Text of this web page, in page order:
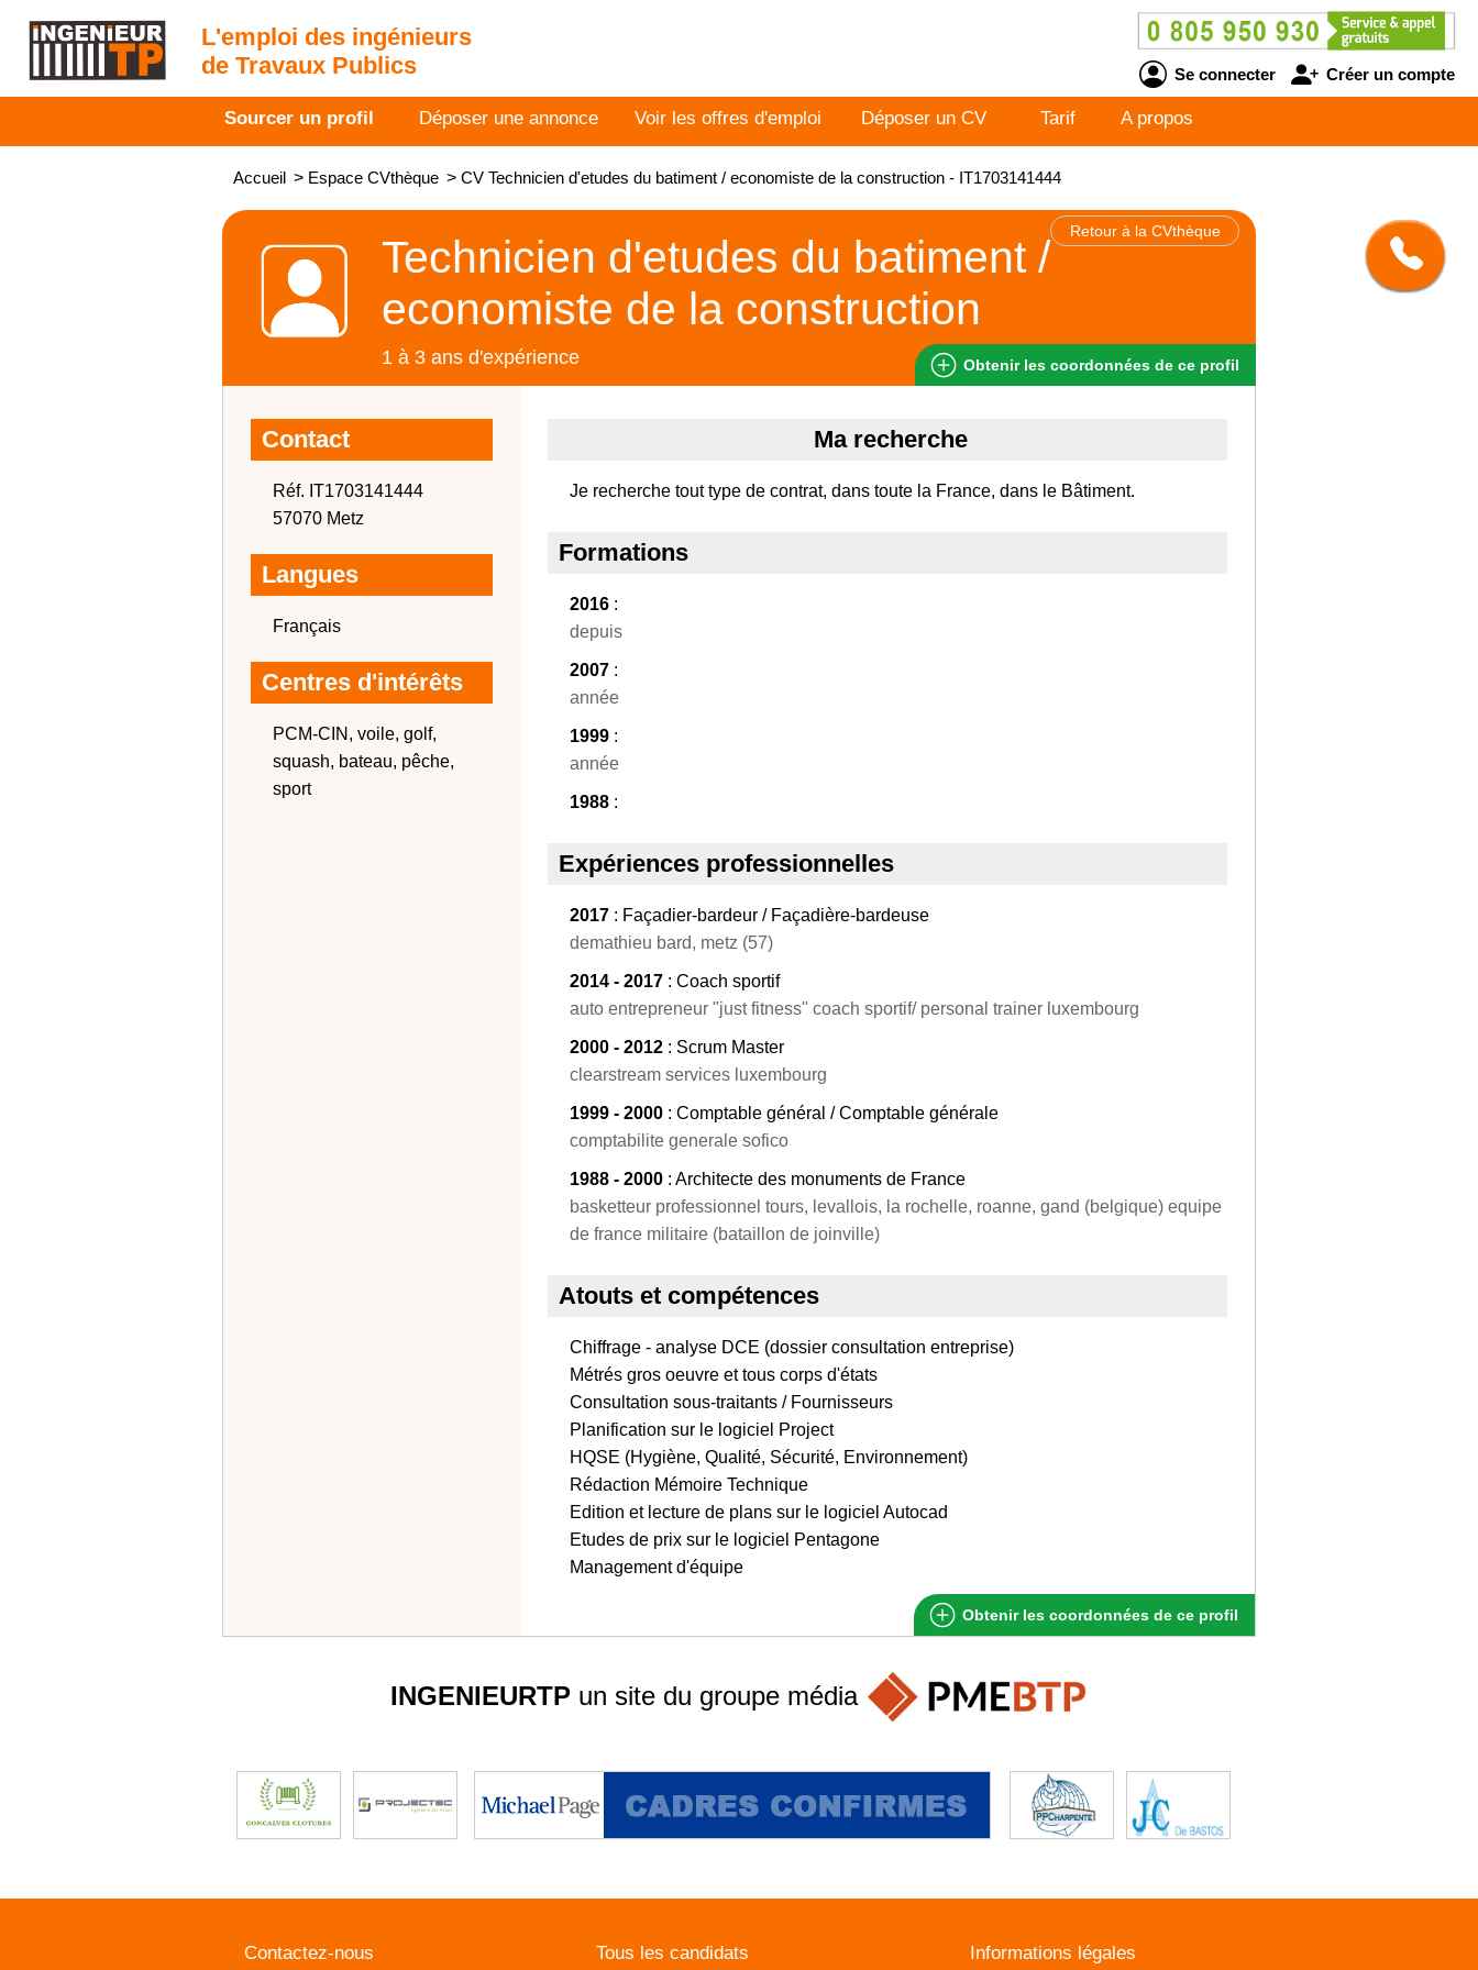
L'emploi des ingénieurs
de Travaux Publics
Se connecter Créer un compte
Sourcer un profil Déposer une annonce Voir les offres d'emploi Déposer un CV Tarif A propos
Accueil > Espace CVthèque > CV Technicien d'etudes du batiment / economiste de la construction - IT1703141444
Retour à la CVthèque
Technicien d'etudes du batiment /
economiste de la construction
1 à 3 ans d'expérience Obtenir les coordonnées de ce profil
Contact
Réf. IT1703141444
57070 Metz
Langues
Français
Centres d'intérêts
PCM-CIN, voile, golf,
squash, bateau, pêche,
sport
Ma recherche
Je recherche tout type de contrat, dans toute la France, dans le Bâtiment.
Formations
2016 :
depuis
2007 :
année
1999 :
année
1988 :
Expériences professionnelles
2017 : Façadier-bardeur / Façadière-bardeuse
demathieu bard, metz (57)
2014 - 2017 : Coach sportif
auto entrepreneur "just fitness" coach sportif/ personal trainer luxembourg
2000 - 2012 : Scrum Master
clearstream services luxembourg
1999 - 2000 : Comptable général / Comptable générale
comptabilite generale sofico
1988 - 2000 : Architecte des monuments de France
basketteur professionnel tours, levallois, la rochelle, roanne, gand (belgique) equipe
de france militaire (bataillon de joinville)
Atouts et compétences
Chiffrage - analyse DCE (dossier consultation entreprise)
Métrés gros oeuvre et tous corps d'états
Consultation sous-traitants / Fournisseurs
Planification sur le logiciel Project
HQSE (Hygiène, Qualité, Sécurité, Environnement)
Rédaction Mémoire Technique
Edition et lecture de plans sur le logiciel Autocad
Etudes de prix sur le logiciel Pentagone
Management d'équipe
Obtenir les coordonnées de ce profil
INGENIEURTPun site du groupe média
Contactez-nous Tous les candidats Informations légales